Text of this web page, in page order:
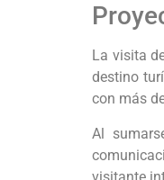
La visita
destino
con más
Al